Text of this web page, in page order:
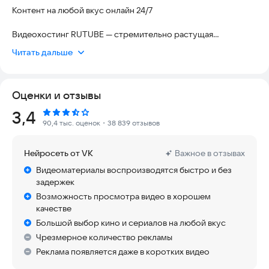
Контент на любой вкус онлайн 24/7
Видеохостинг RUTUBE — стремительно растущая
видео, трансляции, сериалы, фильмы от крупнейших онлайн-
развивайте свой канал и зарабатывайте на своём
творчестве!
Смотреть любимые видео, трансляции и прямые эфиры в
ваш любимый онлайн-кинотеатр. Скачайте его, чтобы
смотреть фильмы, когда и где вам удобно. А с подпиской
RUTUBE можно скачивать видео, чтобы смотреть их даже
без интернета.
На RUTUBE есть все форматы контента: видео и трансляции
блогеров, подкасты, прямые эфиры телеканалов, кино и
сериалы, а также оригинальные шоу собственного
производства. А главное — любой контент можно слушать в
Читать дальше
Оценки и отзывы
Рейтинг:
3,4 90,4 тыс. оценок ・38 839 отзывов
Нейросеть от VK
Важное в отзывах
Видеоматериалы воспроизводятся быстро и без
задержек
Возможность просмотра видео в хорошем
качестве
Большой выбор кино и сериалов на любой вкус
Чрезмерное количество рекламы
Реклама появляется даже в коротких видео